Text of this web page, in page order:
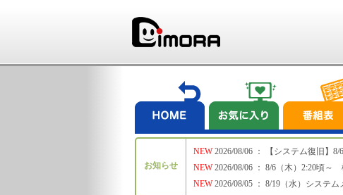
お知らせ
NEW
NEW
NEW
2026/08/06 ： 【システム復旧】
2026/08/06 ： 8/6（木）2:20頃
2026/08/05 ： 8/19（水）システ